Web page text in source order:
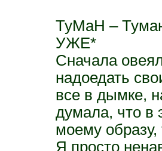
ТуМаН –
УЖЕ*
Сначала
надоедать
все в дымке,
думала, что в
моему
Я просто